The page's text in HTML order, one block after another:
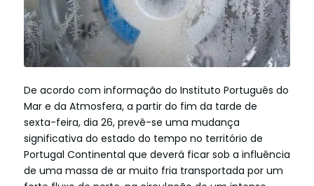
De acordo com informação do Instituto Português do
Mar e da Atmosfera, a partir do fim da tarde de
sexta-feira, dia 26, prevê-se uma mudança
significativa do estado do tempo no território de
Portugal Continental que deverá ficar sob a influência
de uma massa de ar muito fria transportada por um